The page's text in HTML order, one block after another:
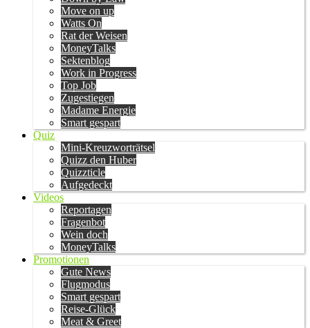
Move on up
Watts On
Rat der Weisen
MoneyTalks
Sektenblog
Work in Progress
Top Job
Zugestiegen
Madame Energie
Smart gespart
Quiz
Mini-Kreuzworträtsel
Quizz den Huber
Quizzticle
Aufgedeckt
Videos
Reportagen
Fragenbot
Wein doch
MoneyTalks
Promotionen
Gute News
Flugmodus
Smart gespart
Reise-Glück
Meat & Greet